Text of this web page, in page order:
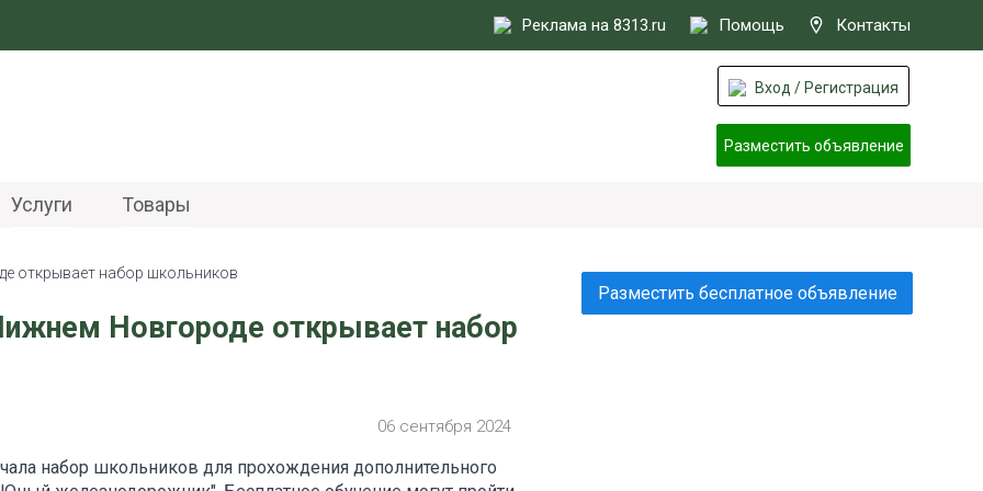
Реклама на 8313.ru Помощь Контакты
Вход / Регистрация
Разместить объявление
Услуги Товары
открывает набор школьников
Новгороде открывает набор
06 сентября 2024
набор школьников для прохождения дополнительного
Разместить бесплатное объявление